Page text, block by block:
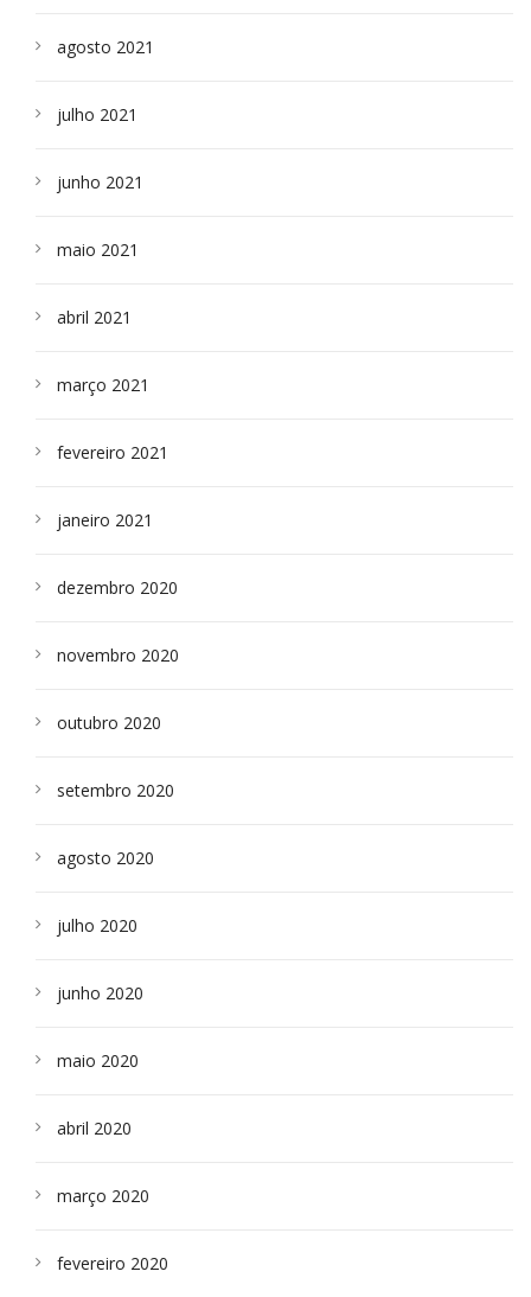
agosto 2021
julho 2021
junho 2021
maio 2021
abril 2021
março 2021
fevereiro 2021
janeiro 2021
dezembro 2020
novembro 2020
outubro 2020
setembro 2020
agosto 2020
julho 2020
junho 2020
maio 2020
abril 2020
março 2020
fevereiro 2020